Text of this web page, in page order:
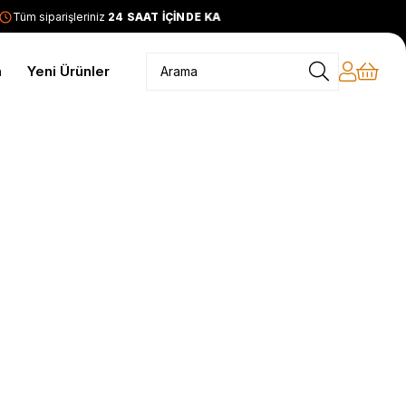
Tüm siparişleriniz24 SAAT İÇİNDE KARGODA
Yeni Ürünler